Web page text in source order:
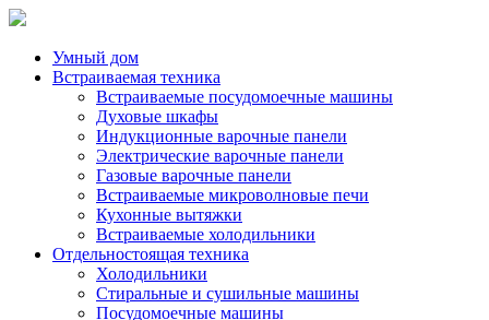
Умный дом
Встраиваемая техника
Встраиваемые посудомоечные машины
Духовые шкафы
Индукционные варочные панели
Электрические варочные панели
Газовые варочные панели
Встраиваемые микроволновые печи
Кухонные вытяжки
Встраиваемые холодильники
Отдельностоящая техника
Холодильники
Стиральные и сушильные машины
Посудомоечные машины